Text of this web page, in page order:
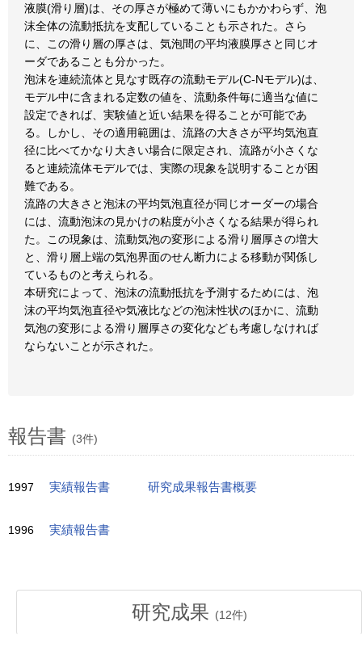
液膜(滑り層)は、その厚さが極めて薄いにもかかわらず、泡
沫全体の流動抵抗を支配していることも示された。さら
に、この滑り層の厚さは、気泡間の平均液膜厚さと同じオ
ーダであることも分かった。
泡沫を連続流体と見なす既存の流動モデル(C-Nモデル)は、
モデル中に含まれる定数の値を、流動条件毎に適当な値に
設定できれば、実験値と近い結果を得ることが可能であ
る。しかし、その適用範囲は、流路の大きさが平均気泡直
径に比べてかなり大きい場合に限定され、流路が小さくな
ると連続流体モデルでは、実際の現象を説明することが困
難である。
流路の大きさと泡沫の平均気泡直径が同じオーダーの場合
には、流動泡沫の見かけの粘度が小さくなる結果が得られ
た。この現象は、流動気泡の変形による滑り層厚さの増大
と、滑り層上端の気泡界面のせん断力による移動が関係し
ているものと考えられる。
本研究によって、泡沫の流動抵抗を予測するためには、泡
沫の平均気泡直径や気液比などの泡沫性状のほかに、流動
気泡の変形による滑り層厚さの変化なども考慮しなければ
ならないことが示された。
報告書 (3件)
1997 実績報告書 研究成果報告書概要
1996 実績報告書
研究成果 (12件)